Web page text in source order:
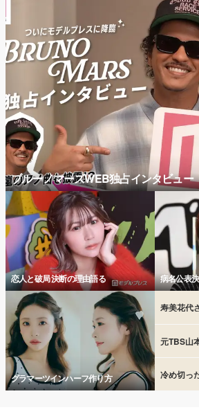
ブルーノマーズWEB独占インタビュー
恋人と破局 決断の理由語る 病名公表
グラマーツインハーフ作り方
寿美花代
元TBS山
冷め切っ